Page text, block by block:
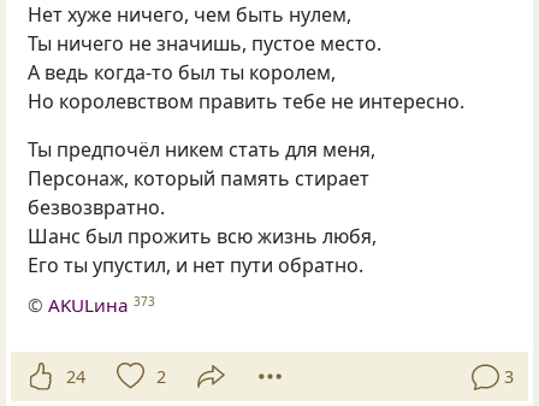
Нет хуже ничего, чем быть нулем,
Ты ничего не значишь, пустое место.
А ведь когда-то был ты королем,
Но королевством править тебе не интересно.
Ты предпочёл никем стать для меня,
Персонаж, который память стирает
безвозвратно.
Шанс был прожить всю жизнь любя,
Его ты упустил, и нет пути обратно.
©AKULина 373
24 2 3